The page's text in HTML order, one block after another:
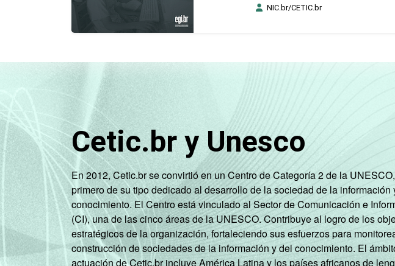
NIC.br/CETIC.br
Cetic.br y Unesco
En 2012, Cetic.br se convirtió en un Centro de Categoría 2 de la
primero de su tipo dedicado al desarrollo de la sociedad de la información
conocimiento. El Centro está vinculado al Sector de Comunicación e
(CI), una de las cinco áreas de la UNESCO. Contribuye al logro de los
estratégicos de la organización, fortaleciendo sus esfuerzos para
construcción de sociedades de la información y del conocimiento. El
actuación de Cetic.br incluye América Latina y los países africanos de